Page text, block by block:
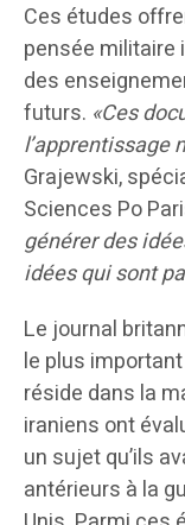
Ces études
pensée militaire
des
futurs. «Ces
l’apprentissage
Grajewski,
Sciences Po
générer des
idées qui sont
Le journal
le plus
réside dans la
iraniens ont
un sujet qu’ils
antérieurs à la